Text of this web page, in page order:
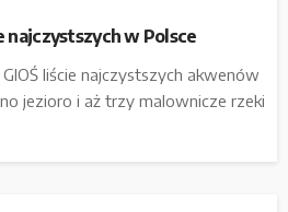
najczystszych w Polsce
liście najczystszych akwenów
jezioro i aż trzy malownicze rzeki